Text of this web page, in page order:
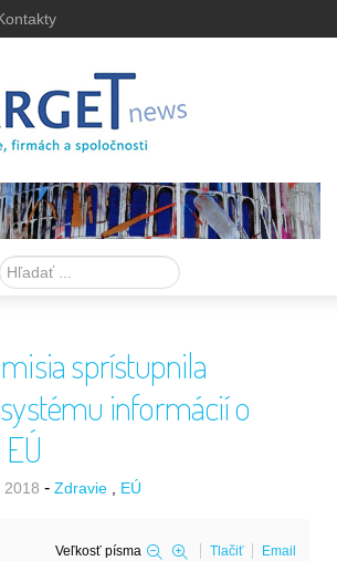
Hľadať
sprístupnila
informácií o
2018 - Zdravie EÚ
Veľkosť písma Tlačiť Email